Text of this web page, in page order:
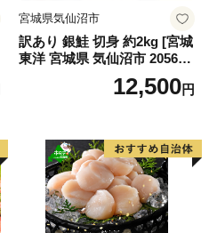
宮城県気仙沼市
訳あり 銀鮭 切身 約2kg [宮城
東洋 宮城県 気仙沼市 205649
91] 鮭 魚介類 海鮮 訳アリ 規
格外 不揃い さけ サケ 鮭切身
切り身 魚 わけあり
12,500円